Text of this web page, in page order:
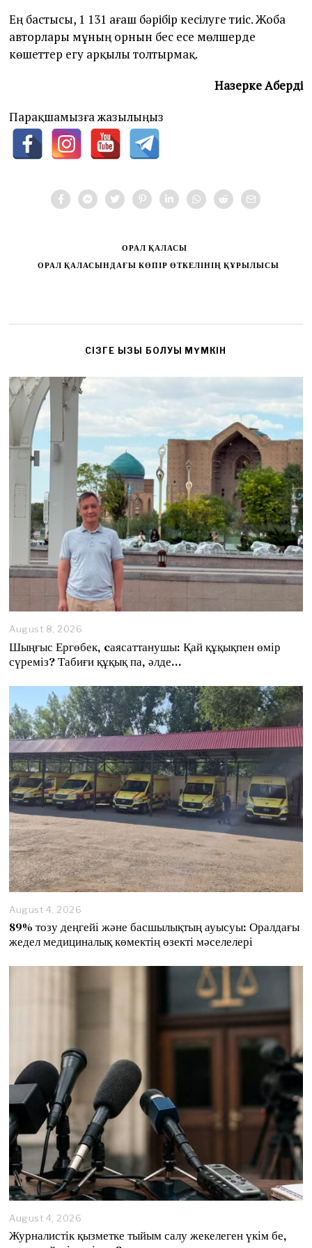
Ең бастысы, 1 131 ағаш бәрібір кесілуге тиіс. Жоба
авторлары мұның орнын бес есе мөлшерде
көшеттер егу арқылы толтырмақ.
Назерке Ақберді
Парақшамызға жазылыңыз
ОРАЛ ҚАЛАСЫ
ОРАЛ ҚАЛАСЫНДАҒЫ КӨПІР ӨТКЕЛІНІҢ ҚҰРЫЛЫСЫ
CІЗГЕ ҚЫЗЫҚ БОЛУЫ МҮМКІН
August 8, 2026
u
g
u
t
8
,
2
0
2
6
Шыңғыс Ергөбек, cаясаттанушы: Қай құқықпен өмір
сүреміз? Табиғи құқық па, әлде…
August 4, 2026
89% тозу деңгейі және басшылықтың ауысуы: Оралдағы
жедел медициналық көмектің өзекті мәселелері
August 4, 2026
g
Журналистік қызметке тыйым салу жекелеген үкім бе,